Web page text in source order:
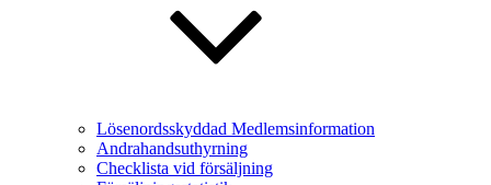
Lösenordsskyddad Medlemsinformation
Andrahandsuthyrning
Checklista vid försäljning